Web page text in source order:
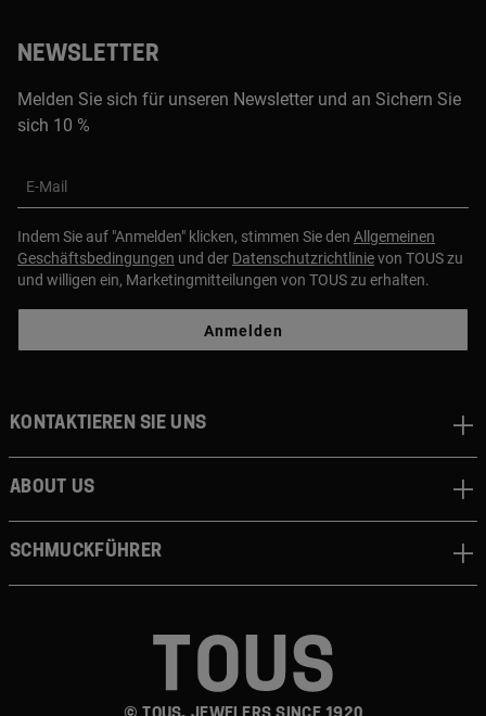
NEWSLETTER
Melden Sie sich für unseren Newsletter und an Sichern Sie
sich 10 %
E-Mail
Indem Sie auf "Anmelden" klicken, stimmen Sie den Allgemeinen
Geschäftsbedingungen und der Datenschutzrichtlinievon TOUS zu
und willigen ein, Marketingmitteilungen von TOUS zu erhalten.
Anmelden
Kontaktieren sie uns
About us
Schmuckführer